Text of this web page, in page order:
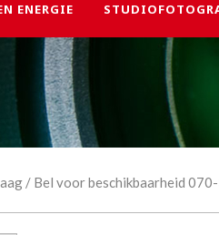
ENERGIE
/ Bel voor beschikbaarheid